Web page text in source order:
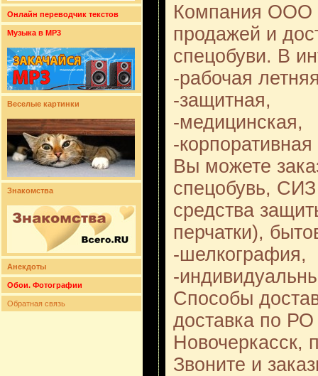
Онлайн переводчик текстов
Музыка в MP3
Веселые картинки
Знакомства
Анекдоты
Обои. Фотографии
Обратная связь
Компания ООО
продажей и
спецобуви. В
-рабочая
-защитная,
-медицинская,
-
Вы можете
спецобувь,
средства
перчатки),
-шелкография,
-
Способы
доставка по
Новочеркасск,
Звоните и